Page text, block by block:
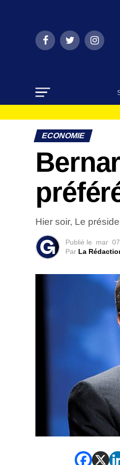
ECONOMIE
Hier soir, Le
Publié le mar
Par La